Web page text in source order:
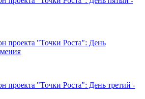
проекта "Точки Роста": День
проекта "Точки Роста": День третий -